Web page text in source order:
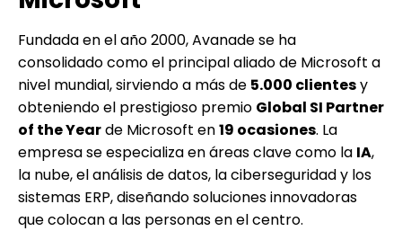
Fundada en el año 2000, Avanade se ha
consolidado como el principal aliado de Microsoft a
nivel mundial, sirviendo a más de 5.000 clientesy
obteniendo el prestigioso premio Global SI Partner
of the Yearde Microsoft en19 ocasiones. La
empresa se especializa en áreas clave como la IA,
la nube, el análisis de datos, la ciberseguridad y los
sistemas ERP, diseñando soluciones innovadoras
que colocan a las personas en el centro.